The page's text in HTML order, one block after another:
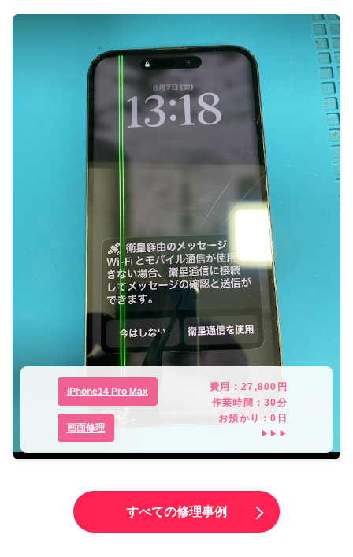
iPhone14 Pro Max
画面修理
費用： 27,800 円
作業時間：30分
お預かり：0 日
▶▶▶
すべての修理事例